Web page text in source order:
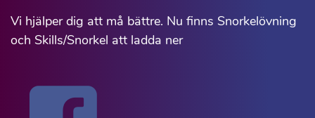
Vi hjälper dig att må bättre. Nu finns Snorkelövning
och Skills/Snorkel att ladda ner